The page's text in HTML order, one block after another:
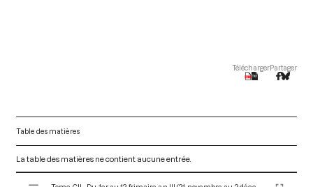
TéléchargerPartager
Table des matières
La table des matières ne contient aucune entrée.